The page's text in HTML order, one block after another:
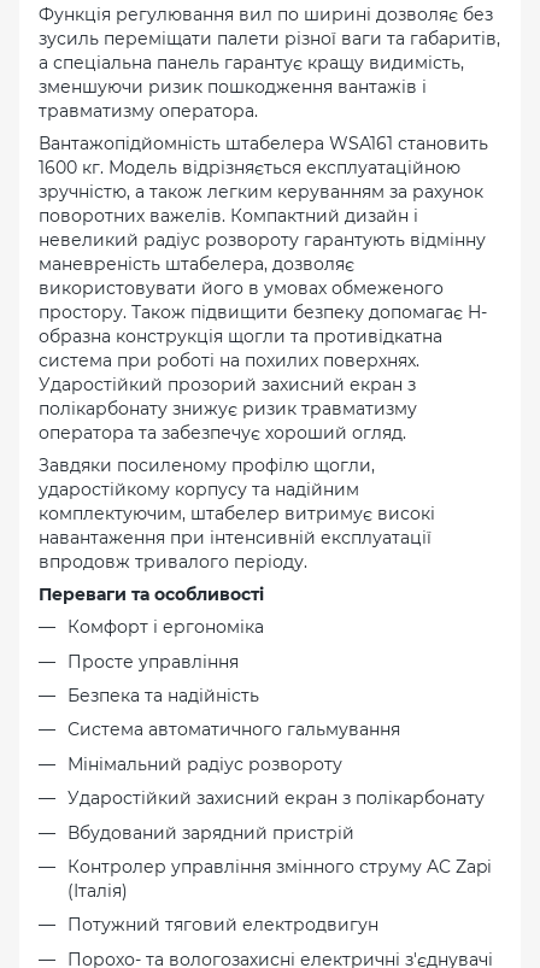
Функція регулювання вил по ширині дозволяє без
зусиль переміщати палети різної ваги та габаритів,
а спеціальна панель гарантує кращу видимість,
зменшуючи ризик пошкодження вантажів і
травматизму оператора.
Вантажопідйомність штабелера WSA161 становить
1600 кг. Модель відрізняється експлуатаційною
зручністю, а також легким керуванням за рахунок
поворотних важелів. Компактний дизайн і
невеликий радіус розвороту гарантують відмінну
маневреність штабелера, дозволяє
використовувати його в умовах обмеженого
простору. Також підвищити безпеку допомагає H-
образна конструкція щогли та противідкатна
система при роботі на похилих поверхнях.
Ударостійкий прозорий захисний екран з
полікарбонату знижує ризик травматизму
оператора та забезпечує хороший огляд.
Завдяки посиленому профілю щогли,
ударостійкому корпусу та надійним
комплектуючим, штабелер витримує високі
навантаження при інтенсивній експлуатації
впродовж тривалого періоду.
Переваги та особливості
Комфорт і ергономіка
Просте управління
Безпека та надійність
Система автоматичного гальмування
Мінімальний радіус розвороту
Ударостійкий захисний екран з полікарбонату
Вбудований зарядний пристрій
Контролер управління змінного струму AC Zapi
(Італія)
Потужний тяговий електродвигун
Порохо- та вологозахисні електричні з'єднувачі